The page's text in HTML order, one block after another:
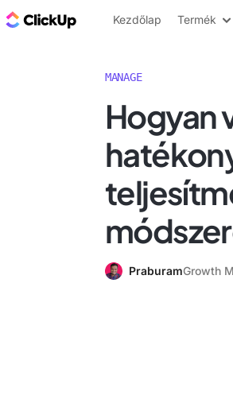
ClickUp blog
Kezdőlap Termék
MANAGE
Hogyan
PraburamGrowth